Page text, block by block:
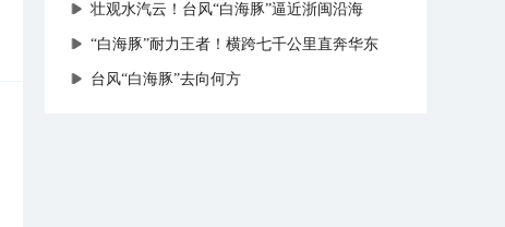
壮观水汽云！台风“白海豚”逼近浙闽沿海
“白海豚”耐力王者！横跨七千公里直奔华东
台风“白海豚”去向何方